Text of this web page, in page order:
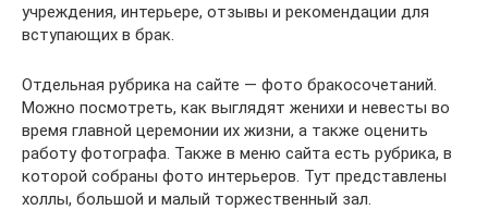
учреждения, интерьере, отзывы и рекомендации для
вступающих в брак.
Отдельная рубрика на сайте — фото бракосочетаний.
Можно посмотреть, как выглядят женихи и невесты во
время главной церемонии их жизни, а также оценить
работу фотографа. Также в меню сайта есть рубрика, в
которой собраны фото интерьеров. Тут представлены
холлы, большой и малый торжественный зал.